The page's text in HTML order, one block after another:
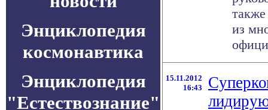
Энциклопедия
космонавтика
Энциклопедия
"Естествознание"
из
15.11.2012
16:43